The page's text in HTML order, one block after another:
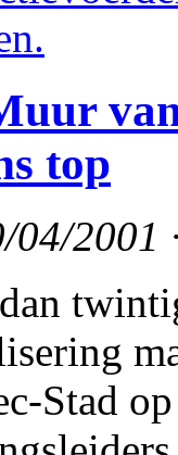
top
04/2001
Stad